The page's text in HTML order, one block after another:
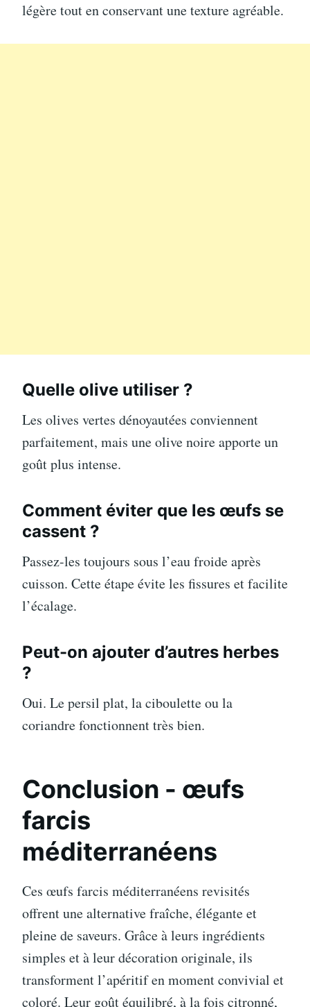
légère tout en conservant une texture agréable.
Quelle olive utiliser ?
Les olives vertes dénoyautées conviennent
parfaitement, mais une olive noire apporte un
goût plus intense.
Comment éviter que les œufs se
cassent ?
Passez-les toujours sous l’eau froide après
cuisson. Cette étape évite les fissures et facilite
l’écalage.
Peut-on ajouter d’autres herbes
?
Oui. Le persil plat, la ciboulette ou la
coriandre fonctionnent très bien.
Conclusion - œufs
farcis
méditerranéens
Ces œufs farcis méditerranéens revisités
offrent une alternative fraîche, élégante et
pleine de saveurs. Grâce à leurs ingrédients
simples et à leur décoration originale, ils
transforment l’apéritif en moment convivial et
coloré. Leur goût équilibré, à la fois citronné,